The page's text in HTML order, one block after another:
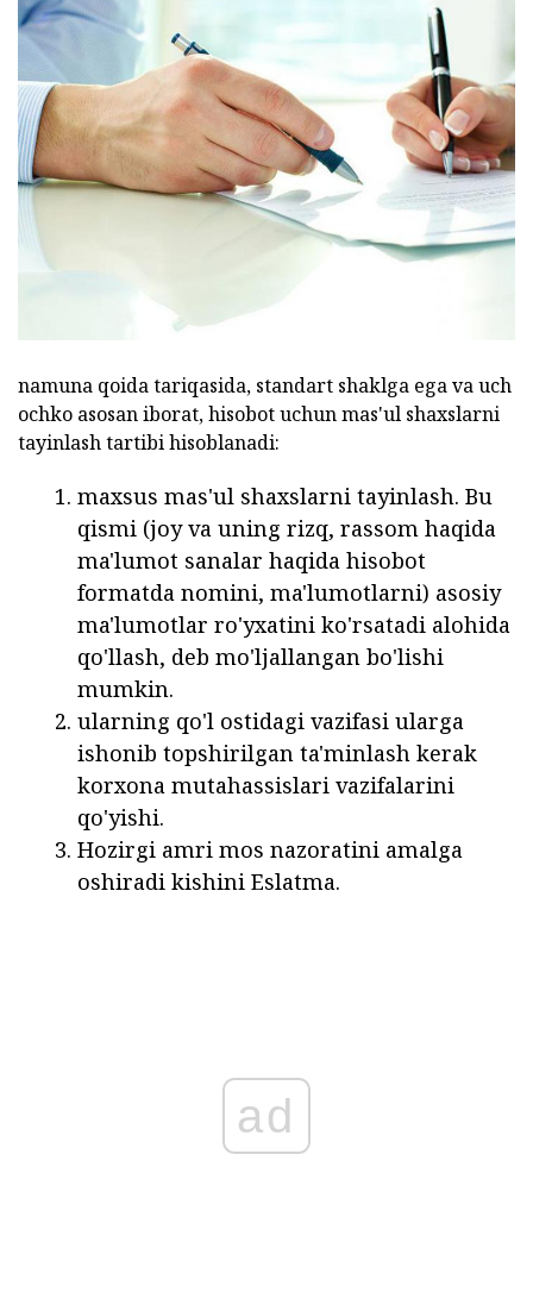
namuna qoida tariqasida, standart shaklga ega va uch
ochko asosan iborat, hisobot uchun mas'ul shaxslarni
tayinlash tartibi hisoblanadi:
maxsus mas'ul shaxslarni tayinlash. Bu
qismi (joy va uning rizq, rassom haqida
ma'lumot sanalar haqida hisobot
formatda nomini, ma'lumotlarni) asosiy
ma'lumotlar ro'yxatini ko'rsatadi alohida
qo'llash, deb mo'ljallangan bo'lishi
mumkin.
ularning qo'l ostidagi vazifasi ularga
ishonib topshirilgan ta'minlash kerak
korxona mutahassislari vazifalarini
qo'yishi.
Hozirgi amri mos nazoratini amalga
oshiradi kishini Eslatma.
ad